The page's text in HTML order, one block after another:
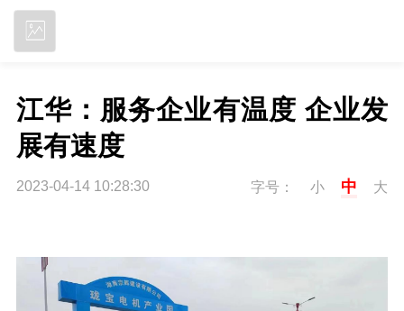
江华：服务企业有温度 企业发
展有速度
2023-04-14 10:28:30 字号： 小 中 大